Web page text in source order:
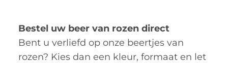
Bestel uw beer van rozen direct
Bent u verliefd op onze beertjes van
rozen? Kies dan een kleur, formaat en let